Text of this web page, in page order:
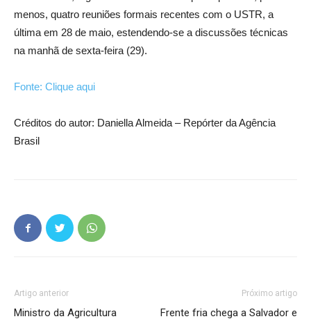
menos, quatro reuniões formais recentes com o USTR, a
última em 28 de maio, estendendo-se a discussões técnicas
na manhã de sexta-feira (29).
Fonte: Clique aqui
Créditos do autor: Daniella Almeida – Repórter da Agência
Brasil
Artigo anterior
Ministro da Agricultura
Próximo artigo
Frente fria chega a Salvador e